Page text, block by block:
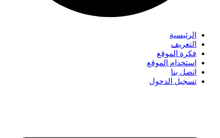
الرئيسية
التعريف
فكرة الموقع
استخدام الموقع
اتصل بنا
تسجيل الدخول